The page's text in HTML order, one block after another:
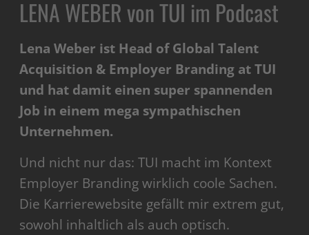
LENA WEBER von TUI im Podcast
Lena Weber ist Head of Global Talent
Acquisition & Employer Branding at TUI
und hat damit einen super spannenden
Job in einem mega sympathischen
Unternehmen.
Und nicht nur das: TUI macht im Kontext
Employer Branding wirklich coole Sachen.
Die Karrierewebsite gefällt mir extrem gut,
sowohl inhaltlich als auch optisch.